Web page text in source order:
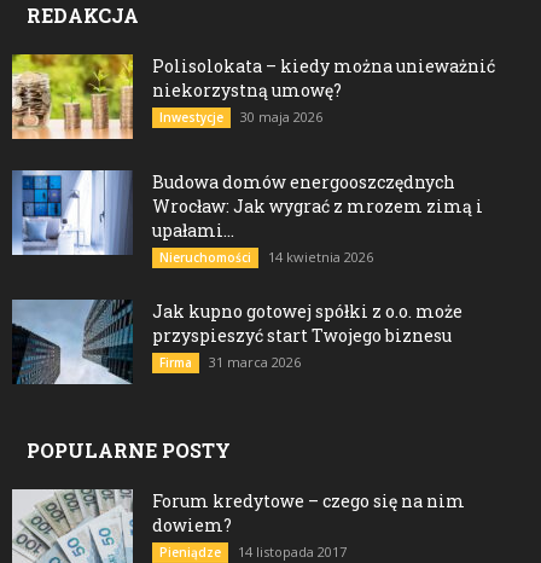
REDAKCJA
Polisolokata – kiedy można unieważnić
niekorzystną umowę?
Inwestycje 30 maja 2026
Budowa domów energooszczędnych
Wrocław: Jak wygrać z mrozem zimą i
upałami...
Nieruchomości 14 kwietnia 2026
Jak kupno gotowej spółki z o.o. może
przyspieszyć start Twojego biznesu
Firma 31 marca 2026
POPULARNE POSTY
Forum kredytowe – czego się na nim
dowiem?
Pieniądze 14 listopada 2017